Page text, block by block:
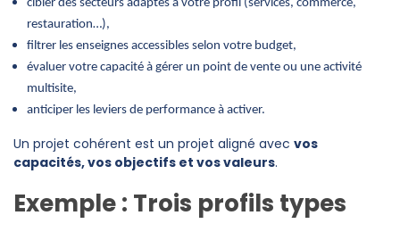
cibler des secteurs adaptés à votre profil (services, commerce,
restauration…),
filtrer les enseignes accessibles selon votre budget,
évaluer votre capacité à gérer un point de vente ou une activité
multisite,
anticiper les leviers de performance à activer.
Un projet cohérent est un projet aligné avec vos
capacités, vos objectifs et vos valeurs.
Exemple : Trois profils types